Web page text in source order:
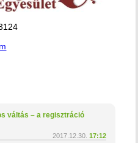
váltás – a regisztráció
2017.12.30. 17:12